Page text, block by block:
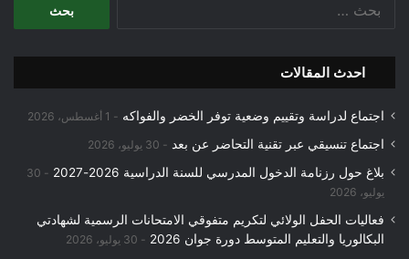
احدث المقالات
اجتماع لدراسة وتقييم وضعية توفر الخضر والفواكه 1 أغسطس، 2026
اجتماع تنسيقي عبر تقنية التحاضر عن بعد 30 يوليو، 2026
بلاغ حول رزنامة الدخول المدرسي للسنة الدراسية 2026-2027
30
يوليو، 2026
فعاليات الحفل الولائي لتكريم متفوقي الامتحانات الرسمية لشهادتي
البكالوريا والتعليم المتوسط دورة جوان 2026
30 يوليو، 2026